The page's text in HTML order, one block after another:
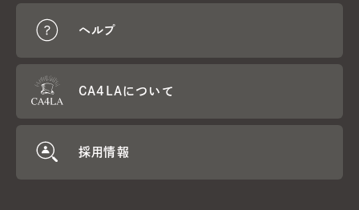
ヘルプ
CA4LAについて
採用情報